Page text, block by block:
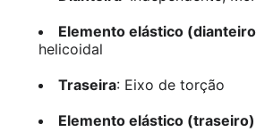
Elemento elástico
helicoidal
Traseira: Eixo de torção
Elemento elástico (traseiro)